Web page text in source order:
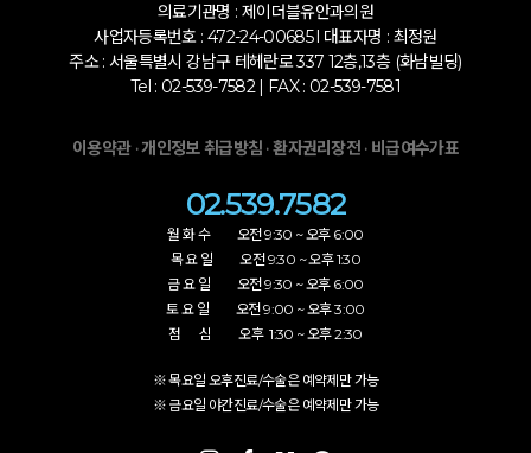
의료기관명 : 제이더블유안과의원
사업자등록번호 : 472-24-00685 l 대표자명 : 최정원
주소 : 서울특별시 강남구 테헤란로 337 12층,13층 (화남빌딩)
Tel : 02-539-7582 | FAX : 02-539-7581
이용약관·개인정보 취급방침 ·환자권리장전 · 비급여수가표
02.539.7582
월 화 수 오전 9:30 ~ 오후 6:00
목 요 일 오전 9:30 ~ 오후 1:30
금 요 일 오전 9:30 ~ 오후 6:00
토 요 일 오전 9:00 ~ 오후 3:00
점 심 오후 1:30 ~ 오후 2:30
※ 목요일 오후진료/수술은 예약제만 가능
※ 금요일 야간진료/수술은 예약제만 가능